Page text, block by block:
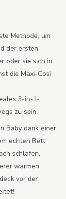
Methode, um
der ersten
oder sie sich in
die Maxi-Cosi
3-in-1-
zu sein.
Baby dank einer
echten Bett.
schlafen.
warmen
vor der